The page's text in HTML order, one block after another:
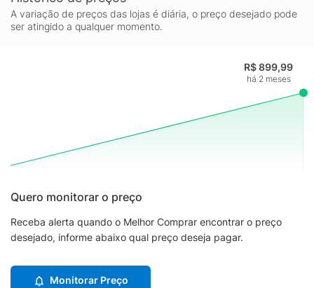
A variação de preços das lojas é diária, o preço desejado pode
ser atingido a qualquer momento.
R$ 899,99
há 2 meses
Quero monitorar o preço
Receba alerta quando o Melhor Comprar encontrar o preço
desejado, informe abaixo qual preço deseja pagar.
Monitorar Preço